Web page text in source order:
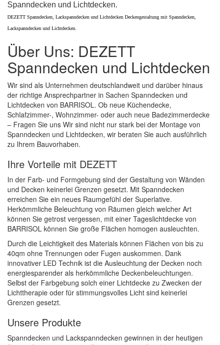
Spanndecken und Lichtdecken.
DEZETT Spanndecken, Lackspanndecken und Lichtdecken Deckengestaltung mit Spanndecken,
Lackspanndecken und Lichtdecken.
Über Uns: DEZETT
Spanndecken und Lichtdecken
Wir sind als Unternehmen deutschlandweit und darüber hinaus
der richtige Ansprechpartner in Sachen Spanndecken und
Lichtdecken von BARRISOL. Ob neue Küchendecke,
Schlafzimmer-, Wohnzimmer- oder auch neue Badezimmerdecke
– Fragen Sie uns Wir sind nicht nur stark bei der Montage von
Spanndecken und Lichtdecken, wir beraten Sie auch ausführlich
zu Ihrem Bauvorhaben.
Ihre Vorteile mit DEZETT
In der Farb- und Formgebung sind der Gestaltung von Wänden
und Decken keinerlei Grenzen gesetzt. Mit Spanndecken
erreichen Sie ein neues Raumgefühl der Superlative.
Herkömmliche Beleuchtung von Räumen gleich welcher Art
können Sie getrost vergessen, mit einer Tageslichtdecke von
BARRISOL können Sie große Flächen homogen ausleuchten.
Durch die Leichtigkeit des Materials können Flächen von bis zu
40qm ohne Trennungen oder Fugen auskommen. Dank
innovativer LED Technik ist die Ausleuchtung der Decken noch
energiesparender als herkömmliche Deckenbeleuchtungen.
Selbst der Farbgebung solch einer Lichtdecke zu Zwecken der
Lichttherapie oder für stimmungsvolles Licht sind keinerlei
Grenzen gesetzt.
Unsere Produkte
Spanndecken und Lackspanndecken gewinnen in der heutigen